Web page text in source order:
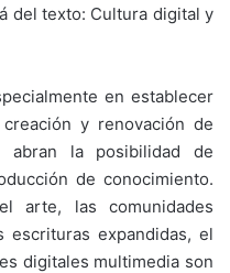
del texto: Cultura digital y
en establecer
y renovación de
abran la posibilidad de
de conocimiento.
arte, las comunidades
escrituras expandidas, el
digitales multimedia son